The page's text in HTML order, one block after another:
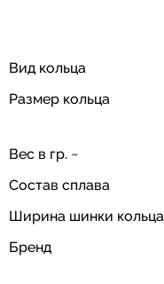
Вид кольца
Размер кольца
Вес в гр. ~
Состав сплава
Ширина шинки кольца
Бренд